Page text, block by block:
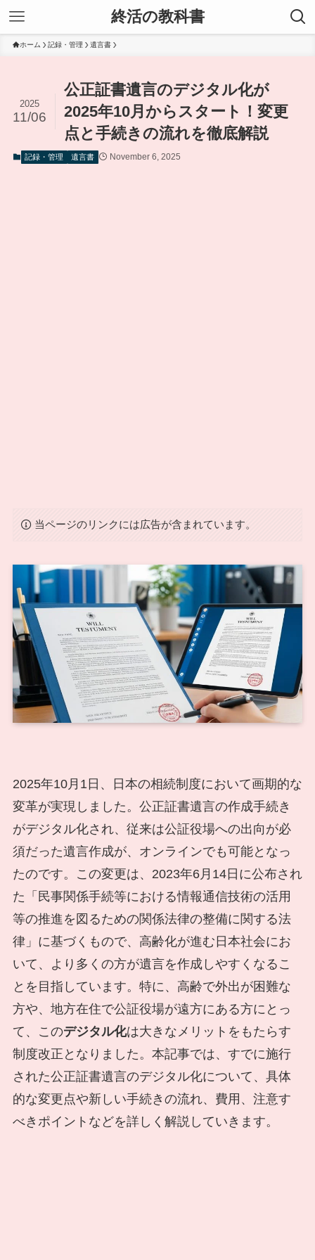
終活の教科書
ホーム 記録・管理 遺言書
公正証書遺言のデジタル化が
2025年10月からスタート！変更
点と手続きの流れを徹底解説
2025
11/06
記録・管理 遺言書 November 6, 2025
当ページのリンクには広告が含まれています。
2025年10月1日、日本の相続制度において画期的な
変革が実現しました。公正証書遺言の作成手続き
がデジタル化され、従来は公証役場への出向が必
須だった遺言作成が、オンラインでも可能となっ
たのです。この変更は、2023年6月14日に公布され
た「民事関係手続等における情報通信技術の活用
等の推進を図るための関係法律の整備に関する法
律」に基づくもので、高齢化が進む日本社会にお
いて、より多くの方が遺言を作成しやすくなるこ
とを目指しています。特に、高齢で外出が困難な
方や、地方在住で公証役場が遠方にある方にとっ
て、このデジタル化は大きなメリットをもたらす
制度改正となりました。本記事では、すでに施行
された公正証書遺言のデジタル化について、具体
的な変更点や新しい手続きの流れ、費用、注意す
べきポイントなどを詳しく解説していきます。